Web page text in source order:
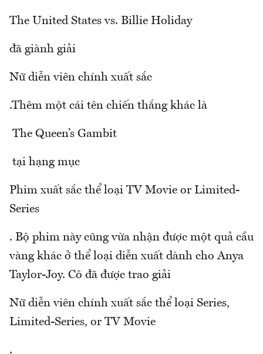
The United States vs. Billie Holiday
đã giành giải
Nữ diễn viên chính xuất sắc
.Thêm một cái tên chiến thắng khác là
The Queen’s Gambit
tại hạng mục
Phim xuất sắc thể loại TV Movie or Limited-
Series
. Bộ phim này cũng vừa nhận được một quả cầu
vàng khác ở thể loại diễn xuất dành cho Anya
Taylor-Joy. Cô đã được trao giải
Nữ diễn viên chính xuất sắc thể loại Series,
Limited-Series, or TV Movie
.